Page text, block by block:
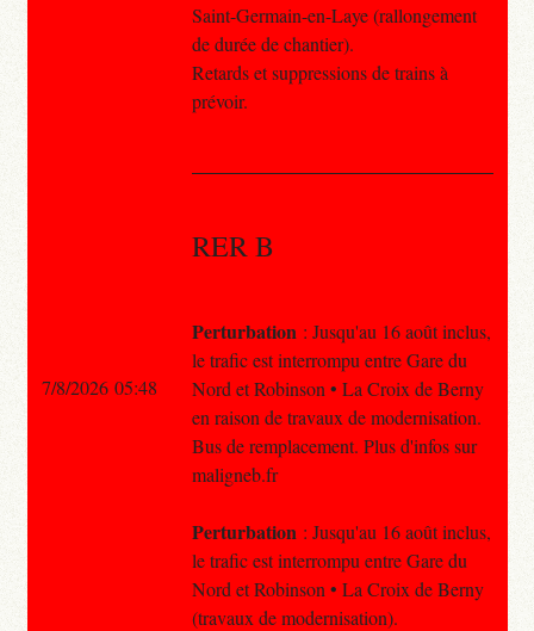
Saint-Germain-en-Laye (rallongement
de durée de chantier).
Retards et suppressions de trains à
prévoir.
RER B
Perturbation : Jusqu'au 16 août inclus,
le trafic est interrompu entre Gare du
Nord et Robinson • La Croix de Berny
en raison de travaux de modernisation.
Bus de remplacement. Plus d'infos sur
maligneb.fr
Perturbation : Jusqu'au 16 août inclus,
le trafic est interrompu entre Gare du
Nord et Robinson • La Croix de Berny
(travaux de modernisation).
7/8/2026 05:48